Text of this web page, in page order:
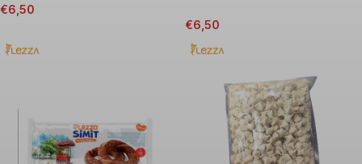
€6,50
€6,50